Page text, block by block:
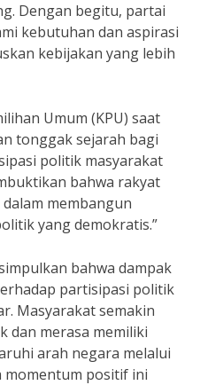
Dengan begitu, partai
kebutuhan dan aspirasi
kebijakan yang lebih
Umum (KPU) saat
tonggak sejarah bagi
politik masyarakat
bahwa rakyat
membangun
yang demokratis.”
bahwa dampak
partisipasi politik
Masyarakat semakin
dan merasa memiliki
arah negara melalui
momentum positif ini